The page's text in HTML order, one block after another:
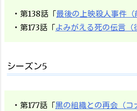
・第138話「最後の上映殺人事件（
・第173話「よみがえる死の伝言（
シーズン5
・第177話「黒の組織との再会（コ